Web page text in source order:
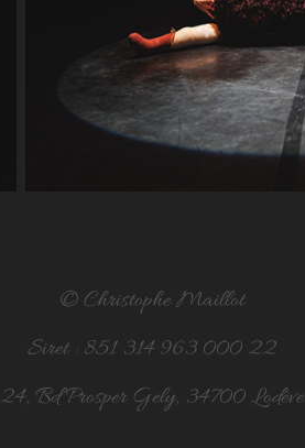
© Christophe Maillot
Siret : 851 314 963 000 22
24, Bd Prosper Gely, 34700 Lodève